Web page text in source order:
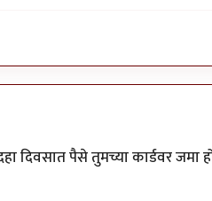
दिवसात पैसे तुमच्या कार्डवर जमा